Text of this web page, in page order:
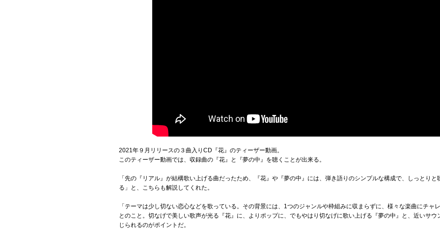
2021年９月リリースの３曲入りCD『花』のティーザー動画。
このティーザー動画では、収録曲の『花』と『夢の中』を聴くことが出来る。
「先の『リアル』が結構歌い上げる曲だったため、『花』や『夢の中』には、弾き語りのシンプルな構成で、しっとり
る」と、こちらも解説してくれた。
「テーマは少し切ない恋心などを歌っている。その背景には、1つのジャンルや枠組みに収まらずに、様々な楽曲にチャ
とのこと。切なげで美しい歌声が光る『花』に、よりポップに、でもやはり切なげに歌い上げる『夢の中』と、近いサ
じられるのがポイントだ。